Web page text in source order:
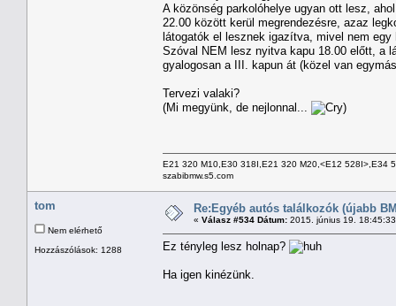
A közönség parkolóhelye ugyan ott lesz,
22.00 között kerül megrendezésre, azaz
látogatók el lesznek igazítva, mivel nem
Szóval NEM lesz nyitva kapu 18.00 előtt, a
gyalogosan a III. kapun át (közel van
Tervezi valaki?
(Mi megyünk, de nejlonnal...
)
E21 320 M10,E30 318I,E21 320 M20,<E12 528I>,E34
szabibmw.s5.com
tom
Nem elérhető
Hozzászólások: 1288
Re:Egyéb autós találkozók (újabb
« Válasz #534 Dátum: 2015. június 19.
Ez tényleg lesz holnap?
Ha igen kinézünk.